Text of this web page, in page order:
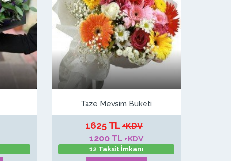
Taze Mevsim Buketi
1625 TL+KDV
1200 TL +KDV
12 Taksit İmkanı